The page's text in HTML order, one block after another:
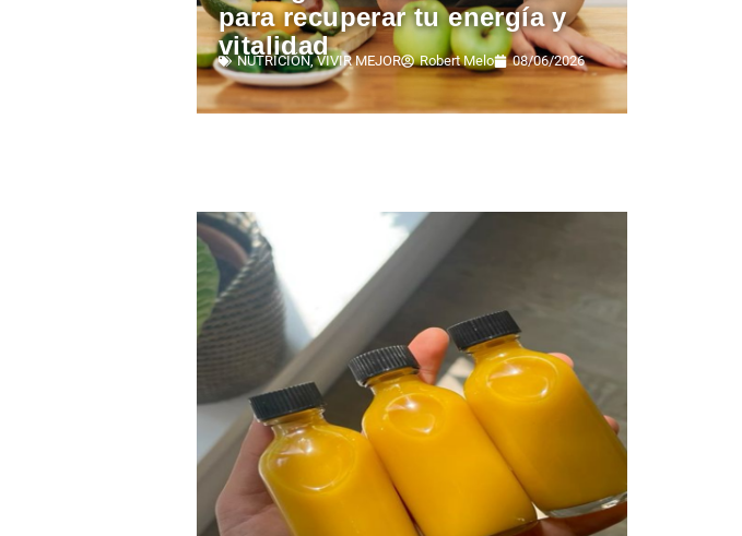
para recuperar tu energía y
vitalidad
NUTRICIÓN,VIVIR MEJOR Robert Melo 08/06/2026